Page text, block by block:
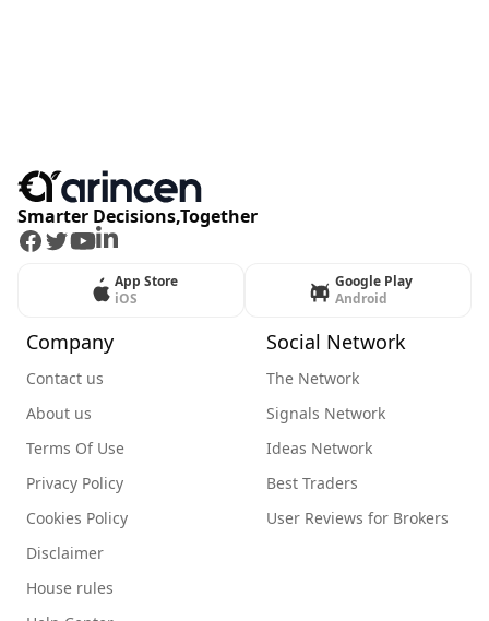
Smarter Decisions,Together
Facebook
Twitter
Youtube
LinkedIn
App Store
iOS
Google Play
Android
Company
Contact us
About us
Terms Of Use
Privacy Policy
Cookies Policy
Disclaimer
House rules
Social Network
The Network
Signals Network
Ideas Network
Best Traders
User Reviews for Brokers